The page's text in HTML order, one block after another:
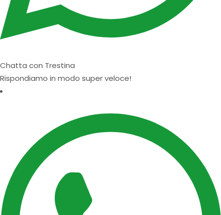
Chatta con Trestina
Rispondiamo in modo super veloce!